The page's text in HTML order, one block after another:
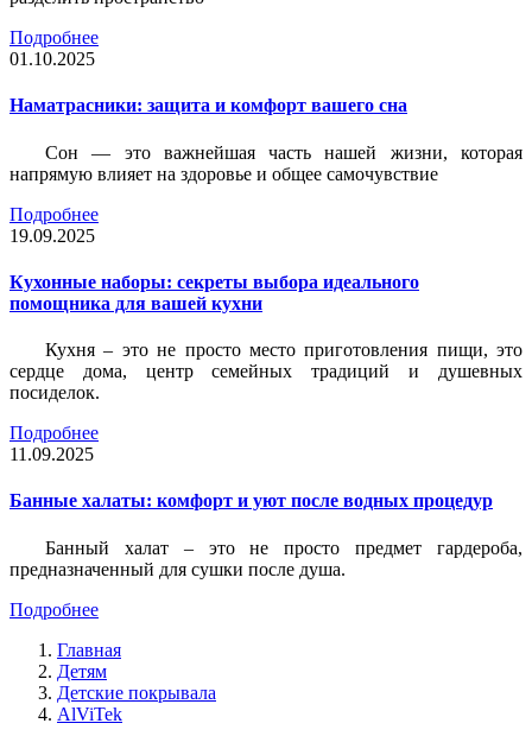
Подробнее
01.10.2025
Наматрасники: защита и комфорт вашего сна
Сон — это важнейшая часть нашей жизни, которая
напрямую влияет на здоровье и общее самочувствие
Подробнее
19.09.2025
Кухонные наборы: секреты выбора идеального
помощника для вашей кухни
Кухня – это не просто место приготовления пищи, это
сердце дома, центр семейных традиций и душевных
посиделок.
Подробнее
11.09.2025
Банные халаты: комфорт и уют после водных процедур
Банный халат – это не просто предмет гардероба,
предназначенный для сушки после душа.
Подробнее
Главная
Детям
Детские покрывала
AlViTek